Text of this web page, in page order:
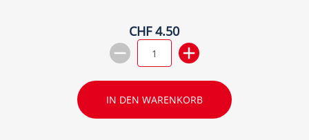
CHF 4.50
IN DEN WARENKORB